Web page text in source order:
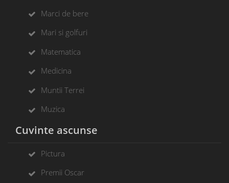
Marci de bere
Mari si golfuri
Matematica
Medicina
Muntii Terrei
Muzica
Cuvinte ascunse
Pictura
Premii Oscar